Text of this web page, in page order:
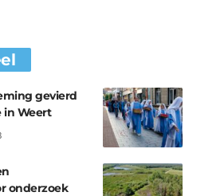
gevierd
in Weert
onderzoek